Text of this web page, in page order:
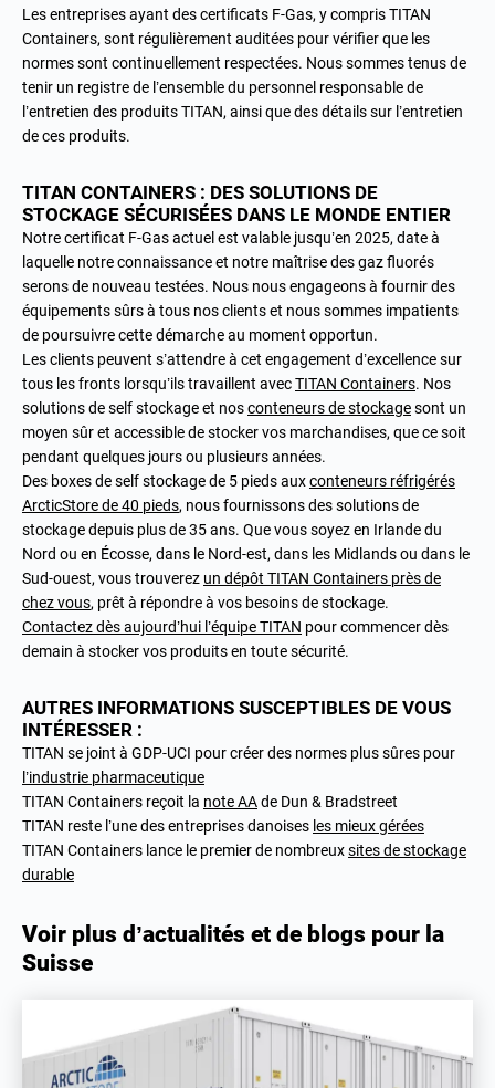
Les entreprises ayant des certificats F-Gas, y compris TITAN
Containers, sont régulièrement auditées pour vérifier que les
normes sont continuellement respectées. Nous sommes tenus de
tenir un registre de l’ensemble du personnel responsable de
l’entretien des produits TITAN, ainsi que des détails sur l’entretien
de ces produits.
TITAN CONTAINERS : DES SOLUTIONS DE
STOCKAGE SÉCURISÉES DANS LE MONDE ENTIER
Notre certificat F-Gas actuel est valable jusqu’en 2025, date à
laquelle notre connaissance et notre maîtrise des gaz fluorés
serons de nouveau testées. Nous nous engageons à fournir des
équipements sûrs à tous nos clients et nous sommes impatients
de poursuivre cette démarche au moment opportun.
Les clients peuvent s’attendre à cet engagement d’excellence sur
tous les fronts lorsqu’ils travaillent avecTITAN Containers. Nos
solutions deself stockageet nosconteneurs de stockagesont un
moyen sûr et accessible de stocker vos marchandises, que ce soit
pendant quelques jours ou plusieurs années.
Des boxes de self stockage de 5 piedsauxconteneurs réfrigérés
ArcticStore de 40 pieds, nous fournissons des solutions de
stockage depuis plus de 35 ans. Que vous soyez en Irlande du
Nord ou en Écosse, dans le Nord-est, dans les Midlands ou dans le
Sud-ouest, vous trouverez un dépôt TITAN Containers près de
chez vous, prêt à répondre à vos besoins de stockage.
Contactez dès aujourd’hui l’équipe TITAN pour commencer dès
demain à stocker vos produits en toute sécurité.
AUTRES INFORMATIONS SUSCEPTIBLES DE VOUS
INTÉRESSER :
TITAN se joint à GDP-UCI pour créer des normes plus sûres pour
l’industrie pharmaceutique
TITAN Containers reçoit la note AAde Dun & Bradstreet
TITAN reste l’une des entreprises danoises les mieux gérées
TITAN Containers lance le premier de nombreuxsites de stockage
durable
Voir plus d’actualités et de blogs pour la
Suisse